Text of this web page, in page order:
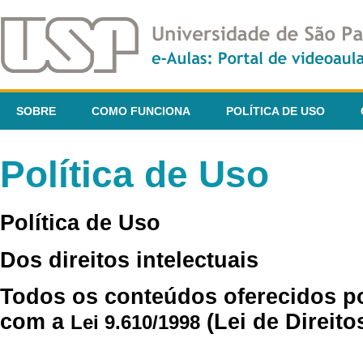
SOBRE COMO FUNCIONA POLÍTICA DE USO
Política de Uso
Política de Uso
Dos direitos intelectuais
Todos os conteúdos oferecidos
com a Lei 9.610/1998 (Lei de